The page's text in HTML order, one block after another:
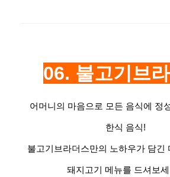
06. 불고기브
어머니의 마음으로 모든 음식에 정
한식 음식!
불고기브라더스만의 노하우가 담긴
돼지고기 메뉴를 드셔보